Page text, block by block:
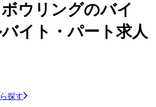
ウリングのバイ
バイト・パート求人
探す